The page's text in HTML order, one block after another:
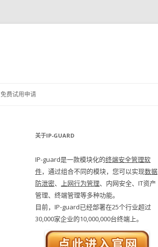
免费试用申请
关于IP-GUARD
IP-guard是一款模块化的终端安全管理软
件，通过组合不同的模块，您可以实现数据
防泄密、 上网行为管理、内网安全、IT资产
管理、终端管理等多种功能。
目前，IP-guard已经部署在25个行业超过
30,000家企业的10,000,000台终端上。